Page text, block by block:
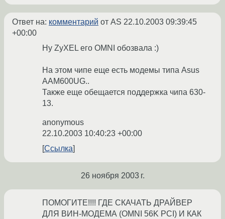
Ответ на: комментарий от AS 22.10.2003 09:39:45
+00:00
Ну ZyXEL его OMNI обозвала :)
На этом чипе еще есть модемы типа Asus
AAM600UG..
Также еще обещается поддержка чипа 630-
13.
anonymous
22.10.2003 10:40:23 +00:00
Ссылка
26 ноября 2003 г.
ПОМОГИТЕ!!!! ГДЕ СКАЧАТЬ ДРАЙВЕР
ДЛЯ ВИН-МОДЕМА (OMNI 56K PCI) И КАК